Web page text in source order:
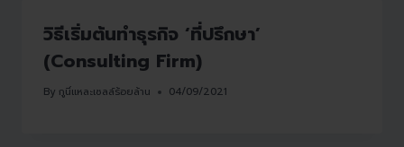
วิธีเริ่มต้นทำธุรกิจ ‘ที่ปรึกษา’
(Consulting Firm)
By กูนี่แหละเซลล์ร้อยล้าน 04/09/2021